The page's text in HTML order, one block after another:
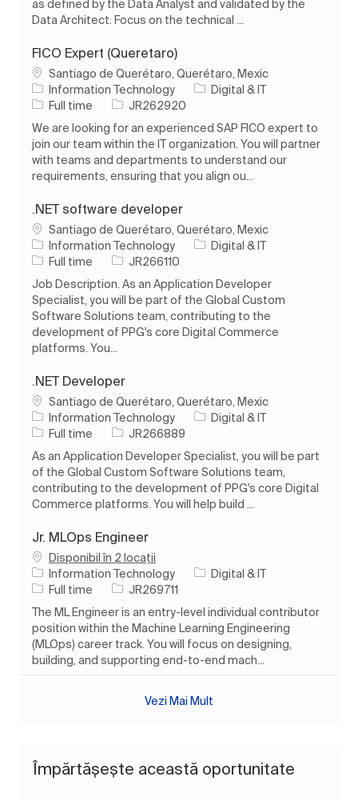
as defined by the Data Analyst and validated by the
Data Architect. Focus on the technical ...
FICO Expert (Queretaro)
LocSantiago de Querétaro, Querétaro, Mexic
Information Technology
Categorie
Digital & IT
Tipul postului
Full time Job IdJR262920
We are looking for an experienced SAP FICO expert to
join our team within the IT organization. You will partner
with teams and departments to understand our
requirements, ensuring that you align ou...
.NET software developer
LocSantiago de Querétaro, Querétaro, Mexic
Information Technology
Categorie
Digital & IT
Tipul postului
Full time Job IdJR266110
Job Description. As an Application Developer
Specialist, you will be part of the Global Custom
Software Solutions team, contributing to the
development of PPG's core Digital Commerce
platforms. You...
.NET Developer
LocSantiago de Querétaro, Querétaro, Mexic
Information Technology
Categorie
Digital & IT
Tipul postului
Full time Job IdJR266889
As an Application Developer Specialist, you will be part
of the Global Custom Software Solutions team,
contributing to the development of PPG's core Digital
Commerce platforms. You will help build ...
Jr. MLOps Engineer
Disponibil în 2 locații
Information Technology
Categorie
Digital & IT
Tipul postului
Full time Job IdJR269711
The ML Engineer is an entry-level individual contributor
position within the Machine Learning Engineering
(MLOps) career track. You will focus on designing,
building, and supporting end-to-end mach...
Vezi Mai Mult
Împărtășește această oportunitate